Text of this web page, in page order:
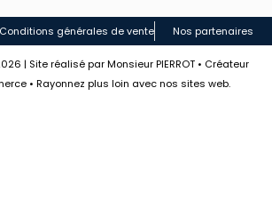
Conditions générales de vente Nos partenaires
| Site réalisé par Monsieur PIERROT • Créateur
• Rayonnez plus loin avec nos sites web.